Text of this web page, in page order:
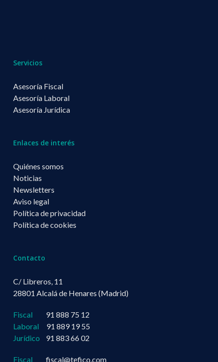
Servicios
Asesoría Fiscal
Asesoría Laboral
Asesoría Jurídica
Enlaces de interés
Quiénes somos
Noticias
Newsletters
Aviso legal
Política de privacidad
Política de cookies
Contacto
C/ Libreros, 11
28801 Alcalá de Henares (Madrid)
Fiscal 91 888 75 12
Laboral 91 889 19 55
Jurídico 91 883 66 02
Fiscal fiscal@tefico.com